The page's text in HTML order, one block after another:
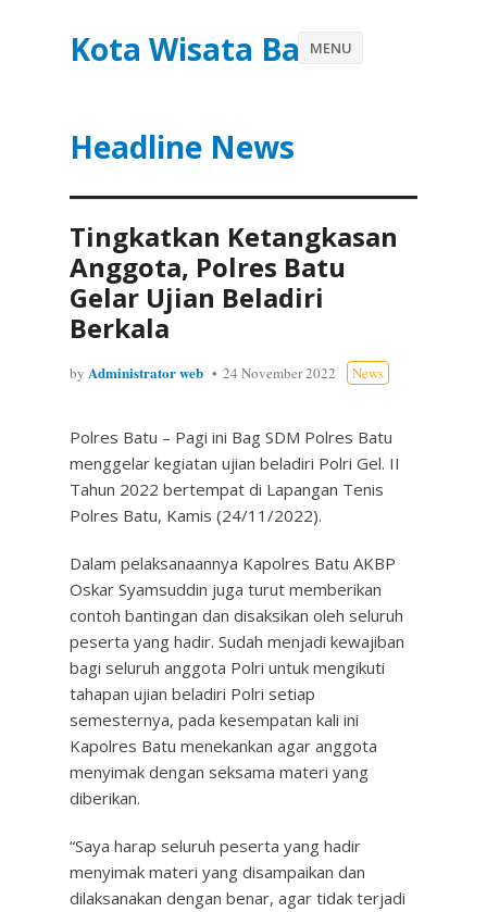
Kota Wisata Batu
Headline News
MENU
Tingkatkan Ketangkasan
Anggota, Polres Batu
Gelar Ujian Beladiri
Berkala
by Administrator web 24 November 2022 News
Polres Batu – Pagi ini Bag SDM Polres Batu
menggelar kegiatan ujian beladiri Polri Gel. II
Tahun 2022 bertempat di Lapangan Tenis
Polres Batu, Kamis (24/11/2022).
Dalam pelaksanaannya Kapolres Batu AKBP
Oskar Syamsuddin juga turut memberikan
contoh bantingan dan disaksikan oleh seluruh
peserta yang hadir. Sudah menjadi kewajiban
bagi seluruh anggota Polri untuk mengikuti
tahapan ujian beladiri Polri setiap
semesternya, pada kesempatan kali ini
Kapolres Batu menekankan agar anggota
menyimak dengan seksama materi yang
diberikan.
“Saya harap seluruh peserta yang hadir
menyimak materi yang disampaikan dan
dilaksanakan dengan benar, agar tidak terjadi